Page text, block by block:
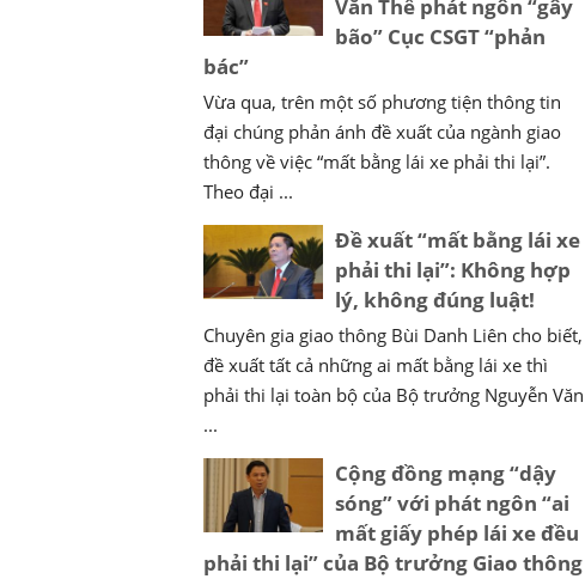
Văn Thể phát ngôn “gây
bão” Cục CSGT “phản
bác”
Vừa qua, trên một số phương tiện thông tin
đại chúng phản ánh đề xuất của ngành giao
thông về việc “mất bằng lái xe phải thi lại”.
Theo đại ...
Đề xuất “mất bằng lái xe
phải thi lại”: Không hợp
lý, không đúng luật!
Chuyên gia giao thông Bùi Danh Liên cho biết,
đề xuất tất cả những ai mất bằng lái xe thì
phải thi lại toàn bộ của Bộ trưởng Nguyễn Văn
...
Cộng đồng mạng “dậy
sóng” với phát ngôn “ai
mất giấy phép lái xe đều
phải thi lại” của Bộ trưởng Giao thông